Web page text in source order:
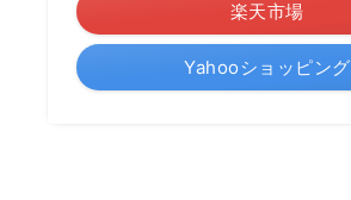
楽天市場
Yahooショッピング